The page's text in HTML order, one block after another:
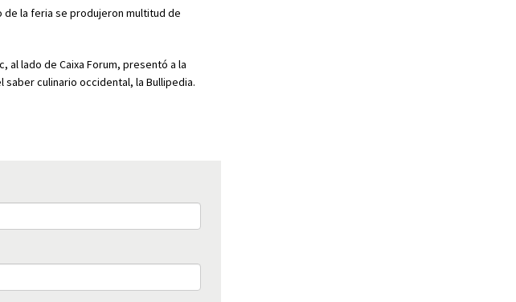
de la feria se produjeron multitud de
al lado de Caixa Forum, presentó a la
culinario occidental, la Bullipedia.